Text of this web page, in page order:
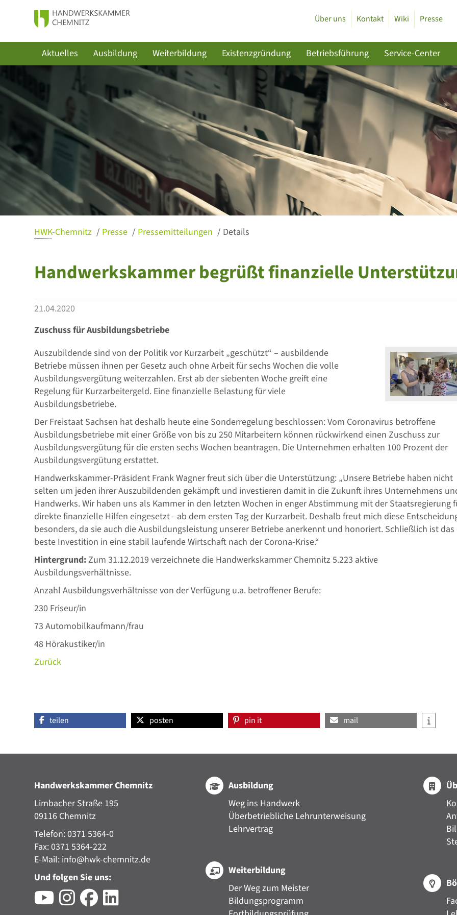
Über uns Kontakt Wiki Presse
Aktuelles Ausbildung Weiterbildung Existenzgründung Betriebsführung Service-Center
HWK-Chemnitz Presse Pressemitteilungen Details
Handwerkskammer begrüßt finanzielle
21.04.2020
Zuschuss für Ausbildungsbetriebe
Auszubildende sind von der Politik vor Kurzarbeit „geschützt“ – ausbildende
Betriebe müssen ihnen per Gesetz auch ohne Arbeit für sechs Wochen die volle
Ausbildungsvergütung weiterzahlen. Erst ab der siebenten Woche greift eine
Regelung für Kurzarbeitergeld. Eine finanzielle Belastung für viele
Ausbildungsbetriebe.
Der Freistaat Sachsen hat deshalb heute eine Sonderregelung beschlossen: Vom Coronavirus betroffene
Ausbildungsbetriebe mit einer Größe von bis zu 250 Mitarbeitern können rückwirkend einen Zuschuss zur
Ausbildungsvergütung für die ersten sechs Wochen beantragen. Die Unternehmen erhalten 100 Prozent der
Ausbildungsvergütung erstattet.
Handwerkskammer-Präsident Frank Wagner freut sich über die Unterstützung: „Unsere Betriebe haben nicht
selten um jeden ihrer Auszubildenden gekämpft und investieren damit in die Zukunft ihres Unternehmens
Handwerks. Wir haben uns als Kammer in den letzten Wochen in enger Abstimmung mit der Staatsregierung
direkte finanzielle Hilfen eingesetzt - ab dem ersten Tag der Kurzarbeit. Deshalb freut mich diese
besonders, da sie auch die Ausbildungsleistung unserer Betriebe anerkennt und honoriert. Schließlich ist das
beste Investition in eine stabil laufende Wirtschaft nach der Corona-Krise.“
Hintergrund:Zum 31.12.2019 verzeichnete die Handwerkskammer Chemnitz 5.223 aktive
Ausbildungsverhältnisse.
Anzahl Ausbildungsverhältnisse von der Verfügung u.a. betroffener Berufe:
230 Friseur/in
73 Automobilkaufmann/frau
48 Hörakustiker/in
Zurück
teilen posten pin it mail
Handwerkskammer Chemnitz
Limbacher Straße 195
09116 Chemnitz
Telefon: 0371 5364-0
Fax: 0371 5364-222
E-Mail: info@hwk-chemnitz.de
Und folgen Sie uns:
Ausbildung
Weg ins Handwerk
Überbetriebliche Lehrunterweisung
Lehrvertrag
Weiterbildung
Der Weg zum Meister
Bildungsprogramm